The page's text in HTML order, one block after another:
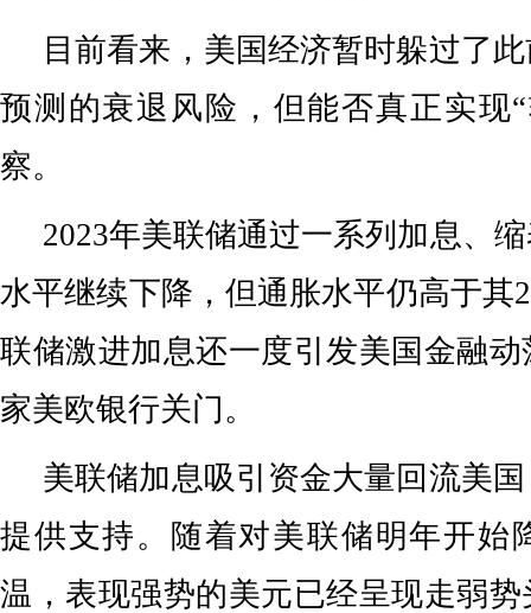
目前看来，美国经济暂时躲过了
预测的衰退风险，但能否真正实现
察。
2023年美联储通过一系列加息、
水平继续下降，但通胀水平仍高于其
联储激进加息还一度引发美国金融
家美欧银行关门。
美联储加息吸引资金大量回流美
提供支持。随着对美联储明年开始
温，表现强势的美元已经呈现走弱